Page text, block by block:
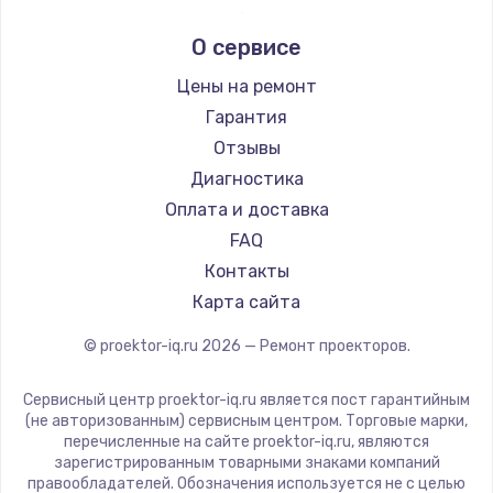
Ремонт микросхемы управления
от 1100 руб.
Заказать
Замена микросхемы питания
от 1100 руб.
Заказать
Ремонт NFC модуля
от 880 руб.
Ремонт микросхемы NFC
от 1100 руб.
Barco
Xgimi
Canon
JVC
Casio
Hiper
HITACHI
Panasonic
Hisense
О сервисе
Цены на ремонт
Гарантия
Отзывы
Диагностика
Оплата и доставка
FAQ
Контакты
Карта сайта
© proektor-iq.ru 2026 — Ремонт проекторов.
Сервисный центр proektor-iq.ru является пост гарантийным
(не авторизованным) сервисным центром. Торговые марки,
перечисленные на сайте proektor-iq.ru, являются
зарегистрированным товарными знаками компаний
правообладателей. Обозначения используется не с целью